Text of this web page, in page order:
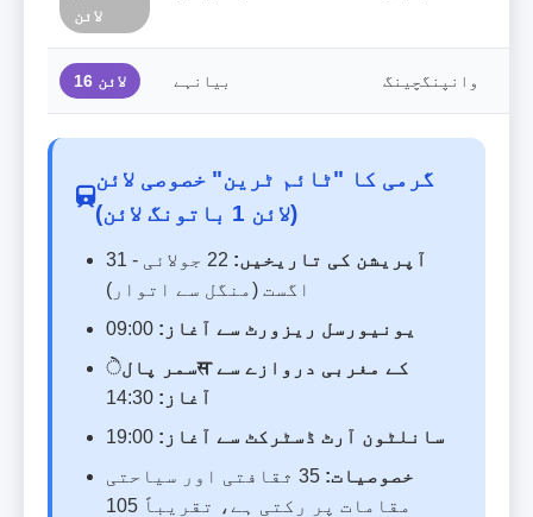
لائن
لائن 16 بیانہے وانپنگچینگ
گرمی کا "ٹائم ٹرین" خصوصی لائن
(لائن 1 باتونگ لائن)
آپریشن کی تاریخیں:
22 جولائی - 31
اگست (منگل سے اتوار)
یونیورسل ریزورٹ سے آغاز:
سمر پالेस کے مغربی دروازے سے
آغاز:
سانلٹون آرٹ ڈسٹرکٹ سے آغاز:
خصوصیات:
35 ثقافتی اور سیاحتی
مقامات پر رکتی ہے، تقریباً 105